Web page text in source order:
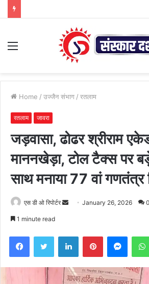
Menu
Home / उज्जैन संभाग / रतलाम
रतलाम जावरा
जड़वासा, ढोढर श्रीराम
माननखेड़ा, टोल टैक्स पर
साथ मनाया 77 वां गणतंत्र
एस डी ओ रिपोर्टर
Send January 26, 2026 0
1 minute read
FacebookTwitter LinkedInPinterest